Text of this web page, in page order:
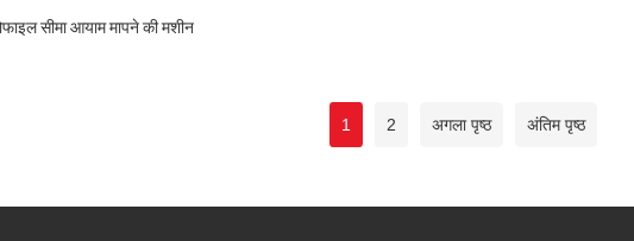
सीमा आयाम मापने की मशीन
1 2 अगला पृष्ठ अंतिम पृष्ठ